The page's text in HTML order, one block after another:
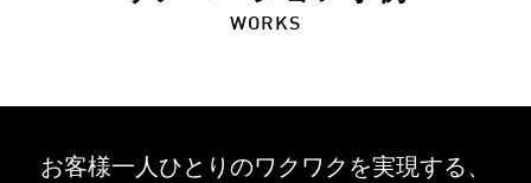
WORKS
お客様一人ひとりのワクワクを実現する、